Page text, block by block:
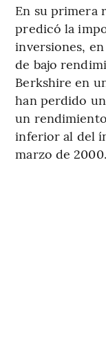
En su primera
predicó la
inversiones,
de bajo
Berkshire en
han perdido
un
inferior al del
marzo de 2000.